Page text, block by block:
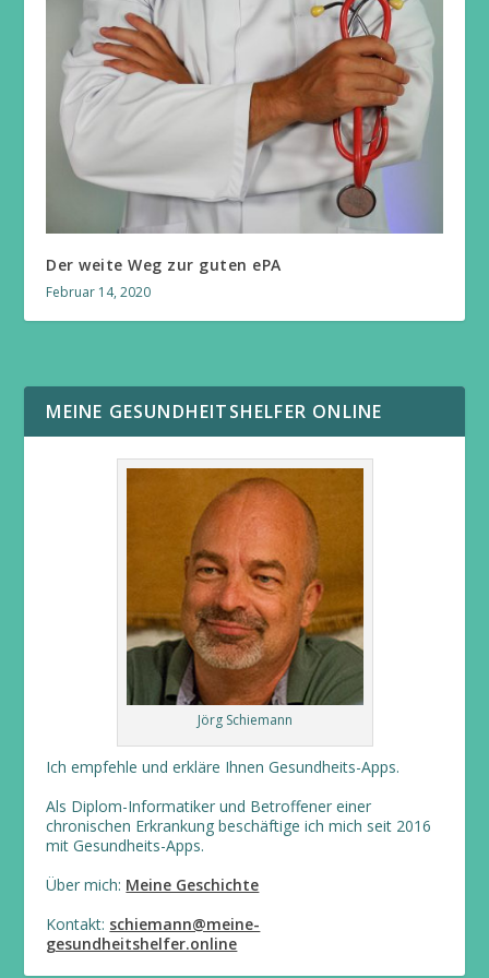
Der weite Weg zur guten ePA
Februar 14, 2020
MEINE GESUNDHEITSHELFER ONLINE
Jörg Schiemann
Ich empfehle und erkläre Ihnen Gesundheits-Apps.
Als Diplom-Informatiker und Betroffener einer
chronischen Erkrankung beschäftige ich mich seit 2016
mit Gesundheits-Apps.
Über mich: Meine Geschichte
Kontakt: schiemann@meine-
gesundheitshelfer.online